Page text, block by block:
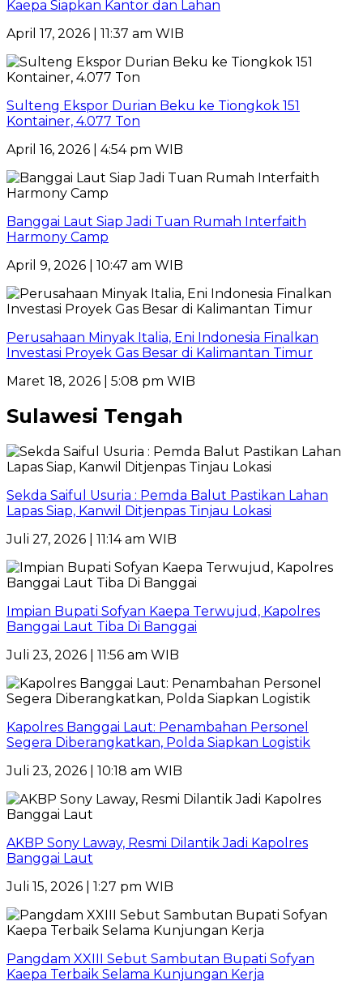
Kaepa Siapkan Kantor dan Lahan
April 17, 2026 | 11:37 am WIB
Sulteng Ekspor Durian Beku ke Tiongkok 151
Kontainer, 4.077 Ton
April 16, 2026 | 4:54 pm WIB
Banggai Laut Siap Jadi Tuan Rumah Interfaith
Harmony Camp
April 9, 2026 | 10:47 am WIB
Perusahaan Minyak Italia, Eni Indonesia Finalkan
Investasi Proyek Gas Besar di Kalimantan Timur
Maret 18, 2026 | 5:08 pm WIB
Sulawesi Tengah
Sekda Saiful Usuria : Pemda Balut Pastikan Lahan
Lapas Siap, Kanwil Ditjenpas Tinjau Lokasi
Juli 27, 2026 | 11:14 am WIB
Impian Bupati Sofyan Kaepa Terwujud, Kapolres
Banggai Laut Tiba Di Banggai
Juli 23, 2026 | 11:56 am WIB
Kapolres Banggai Laut: Penambahan Personel
Segera Diberangkatkan, Polda Siapkan Logistik
Juli 23, 2026 | 10:18 am WIB
AKBP Sony Laway, Resmi Dilantik Jadi Kapolres
Banggai Laut
Juli 15, 2026 | 1:27 pm WIB
Pangdam XXIII Sebut Sambutan Bupati Sofyan
Kaepa Terbaik Selama Kunjungan Kerja